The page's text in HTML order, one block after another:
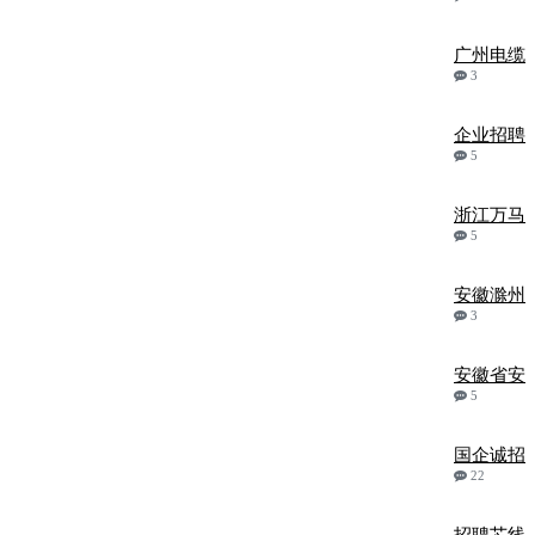
广州电缆
3
企业招聘
5
浙江万马
5
安徽滁州
3
安徽省安
5
国企诚招
22